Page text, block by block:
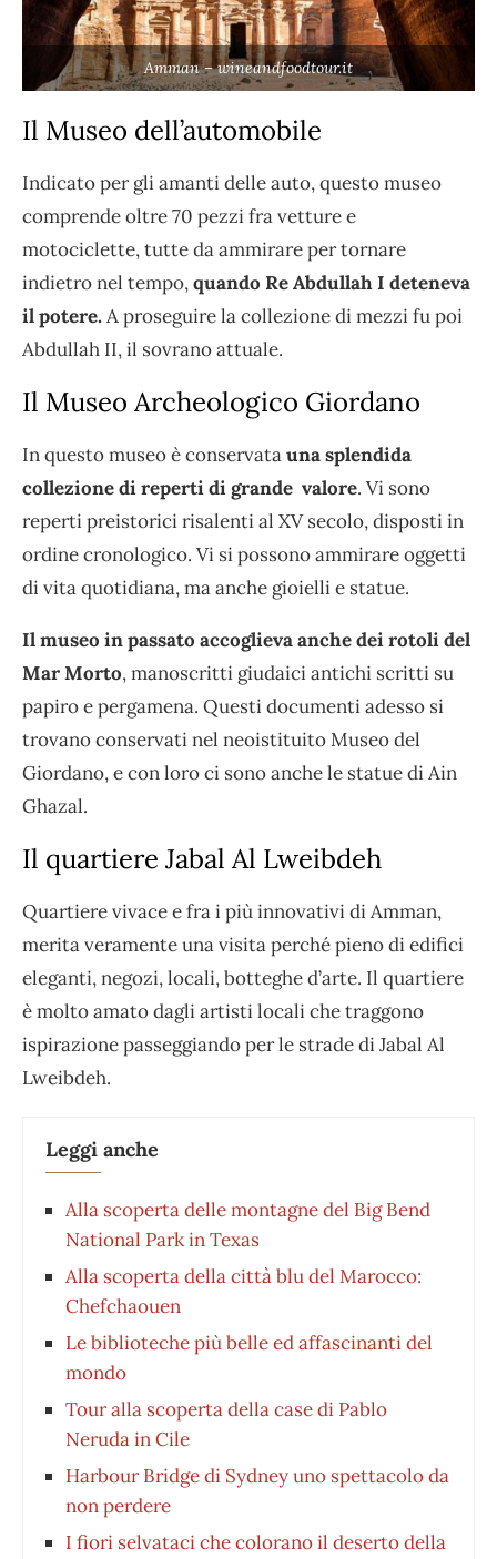
Amman – wineandfoodtour.it
Il Museo dell’automobile
Indicato per gli amanti delle auto, questo museo
comprende oltre 70 pezzi fra vetture e
motociclette, tutte da ammirare per tornare
indietro nel tempo,quando Re Abdullah I deteneva
il potere. A proseguire la collezione di mezzi fu poi
Abdullah II, il sovrano attuale.
Il Museo Archeologico Giordano
In questo museo è conservatauna splendida
collezione di reperti di grande valore. Vi sono
reperti preistorici risalenti al XV secolo, disposti in
ordine cronologico. Vi si possono ammirare oggetti
di vita quotidiana, ma anche gioielli e statue.
Il museo in passato accoglieva anche dei rotoli del
Mar Morto, manoscritti giudaici antichi scritti su
papiro e pergamena. Questi documenti adesso si
trovano conservati nel neoistituito Museo del
Giordano, e con loro ci sono anche le statue di Ain
Ghazal.
Il quartiere Jabal Al Lweibdeh
Quartiere vivace e fra i più innovativi di Amman,
merita veramente una visita perché pieno di edifici
eleganti, negozi, locali, botteghe d’arte. Il quartiere
è molto amato dagli artisti locali che traggono
ispirazione passeggiando per le strade di Jabal Al
Lweibdeh.
Leggi anche
Alla scoperta delle montagne del Big Bend
National Park in Texas
Alla scoperta della città blu del Marocco:
Chefchaouen
Le biblioteche più belle ed affascinanti del
mondo
Tour alla scoperta della case di Pablo
Neruda in Cile
Harbour Bridge di Sydney uno spettacolo da
non perdere
I fiori selvataci che colorano il deserto della